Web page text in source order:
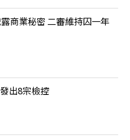
商業秘密 二審維持囚一年
出8宗檢控